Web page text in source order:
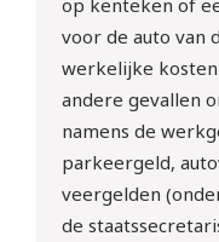
voor de auto van
werkelijke kosten
andere gevallen
namens de
parkeergeld,
veergelden
de